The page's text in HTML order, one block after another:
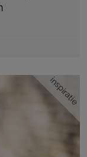
inspiratie